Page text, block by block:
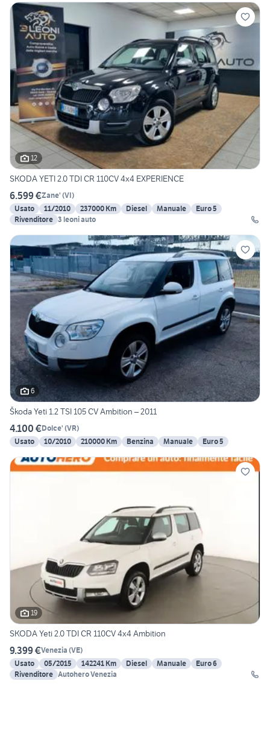
12
SKODA YETI 2.0 TDI CR 110CV 4x4 EXPERIENCE
6.599 €Zane' (VI)
Usato
11/2010 237000 Km Diesel Manuale
Euro 5
Rivenditore 3 leoni auto
6
Škoda Yeti 1.2 TSI 105 CV Ambition – 2011
4.100 €Dolce' (VR)
Usato
10/2010 210000 Km Benzina Manuale Euro 5
19
SKODA Yeti 2.0 TDI CR 110CV 4x4 Ambition
9.399 €Venezia (VE)
Usato
05/2015 142241 Km Diesel Manuale
Euro 6
Rivenditore Autohero Venezia